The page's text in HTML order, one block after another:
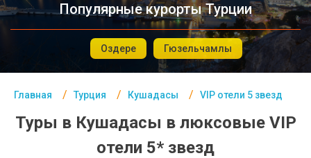
Популярные курорты Турции
Оздере Гюзельчамлы
Главная Турция Кушадасы VIP отели 5 звезд
Туры в Кушадасы в люксовые VIP
отели 5* звезд
Турция
Египет
Куба